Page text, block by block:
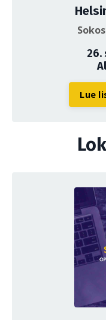
26.
Lue